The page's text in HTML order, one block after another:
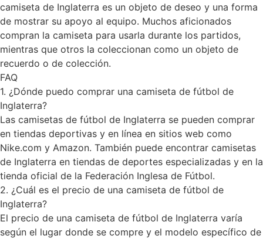
camiseta de Inglaterra es un objeto de deseo y una forma
de mostrar su apoyo al equipo. Muchos aficionados
compran la camiseta para usarla durante los partidos,
mientras que otros la coleccionan como un objeto de
recuerdo o de colección.
FAQ
1. ¿Dónde puedo comprar una camiseta de fútbol de
Inglaterra?
Las camisetas de fútbol de Inglaterra se pueden comprar
en tiendas deportivas y en línea en sitios web como
Nike.com y Amazon. También puede encontrar camisetas
de Inglaterra en tiendas de deportes especializadas y en la
tienda oficial de la Federación Inglesa de Fútbol.
2. ¿Cuál es el precio de una camiseta de fútbol de
Inglaterra?
El precio de una camiseta de fútbol de Inglaterra varía
según el lugar donde se compre y el modelo específico de